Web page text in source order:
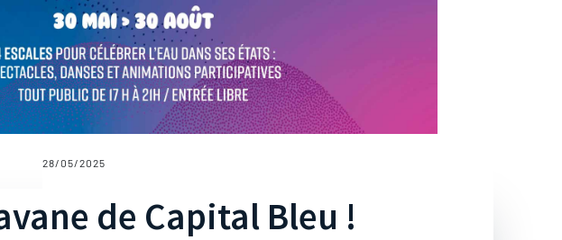
28/05/2025
de Capital Bleu !